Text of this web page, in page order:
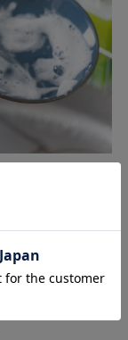
があります。
るので、普